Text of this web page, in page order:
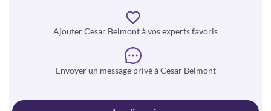
Ajouter Cesar Belmont à vos experts favoris
Envoyer un message privé à Cesar Belmont